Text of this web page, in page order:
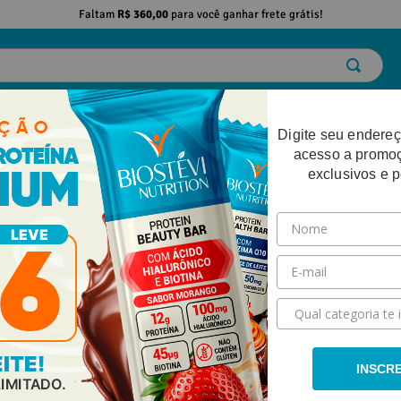
Faltam R$ 360,00para você ganhar frete grátis!
EMAGRECIMENTO DESEMPENHO FÍSICO
Digite seu
acesso a
exclusivos e